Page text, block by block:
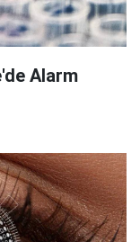
Alarm